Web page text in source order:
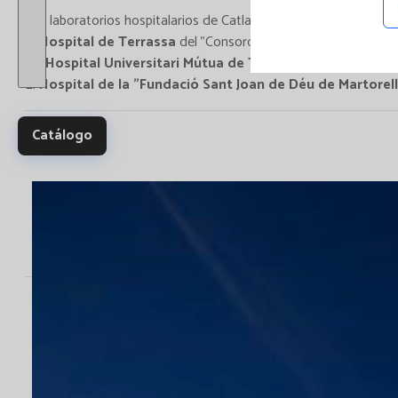
y
Catálogo
Los laboratorios hospitalarios de Catlab, se encuentran
Hospital de Terrassa del "Consorci Sanitari de Terrassa"
"Hospital Universitari Mútua de Terrassa"
ElHospital de la "Fundació Sant Joan de Déu de